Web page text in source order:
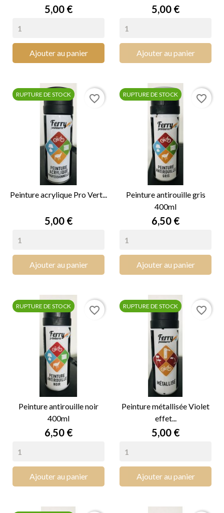
Prix
5,00 €
Ajouter au panier
Prix
5,00 €
Ajouter au panier
Peinture acrylique Pro Vert...
Prix
5,00 €
Ajouter au panier
RUPTURE DE STOCK favorite_border
Peinture antirouille gris
400ml
Prix
6,50 €
Ajouter au panier
RUPTURE DE STOCK favorite_border
Peinture antirouille noir
400ml
Prix
6,50 €
Ajouter au panier
RUPTURE DE STOCK favorite_border
Peinture métallisée Violet
effet...
Prix
5,00 €
Ajouter au panier
RUPTURE DE STOCK favorite_border